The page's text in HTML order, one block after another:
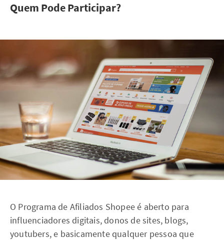
Quem Pode Participar?
O Programa de Afiliados Shopee é aberto para
influenciadores digitais, donos de sites, blogs,
youtubers, e basicamente qualquer pessoa que